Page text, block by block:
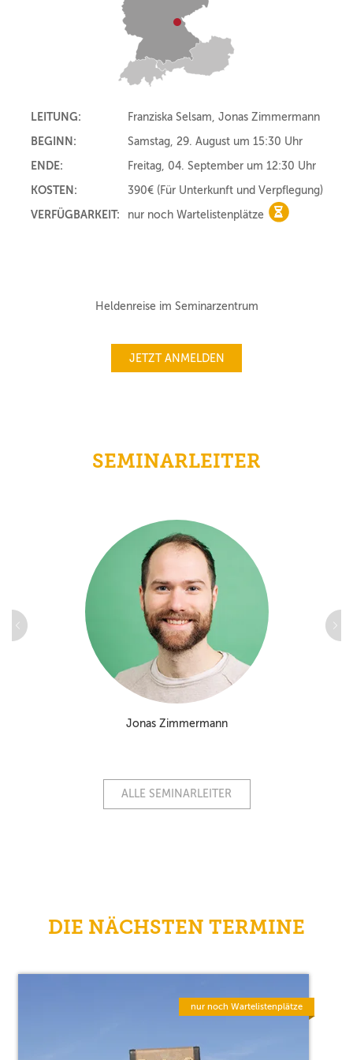
LEITUNG:
Franziska Selsam, Jonas Zimmermann
BEGINN:
Samstag, 29. August um 15:30 Uhr
ENDE:
Freitag, 04. September um 12:30 Uhr
KOSTEN:
390€ (Für Unterkunft und Verpflegung)
VERFÜGBARKEIT:
nur noch Wartelistenplätze nur noch
Heldenreise im Seminarzentrum
JETZT ANMELDEN
SEMINARLEITER
Jonas Zimmermann
ALLE SEMINARLEITER
DIE NÄCHSTEN TERMINE
nur noch Wartelistenplätze